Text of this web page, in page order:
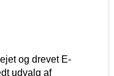
og drevet E-
udvalg af